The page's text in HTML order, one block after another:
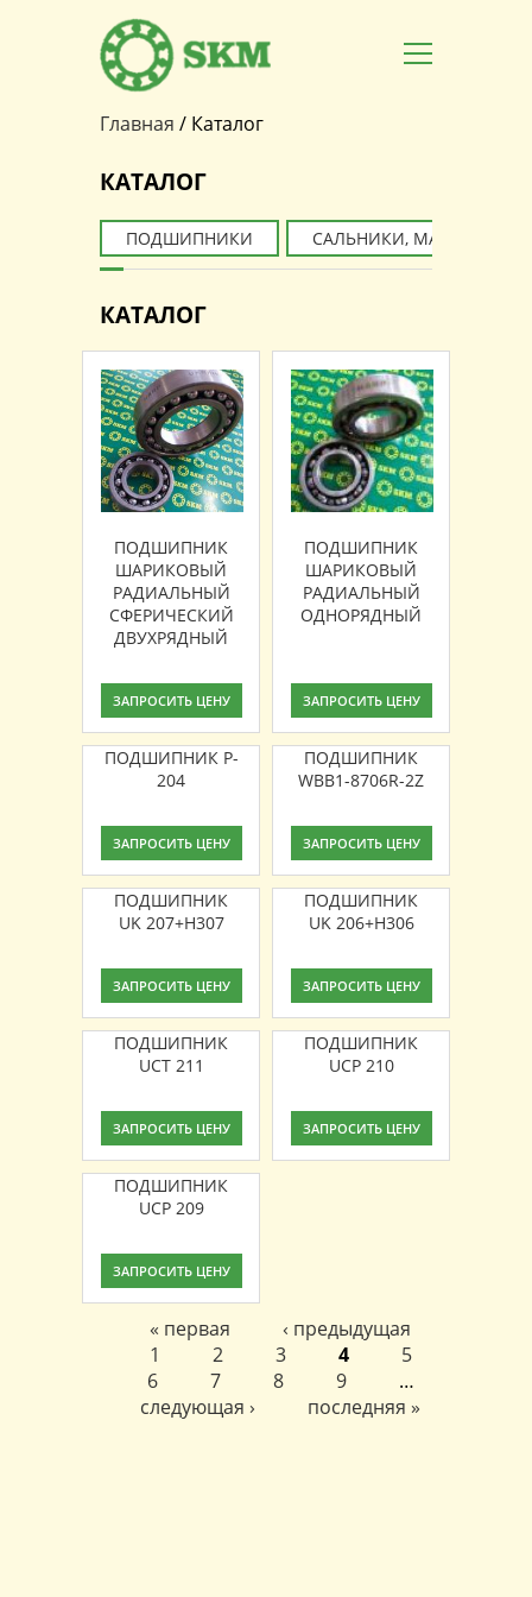
Главная / Каталог
КАТАЛОГ
ПОДШИПНИКИ САЛЬНИКИ, МАНЖЕТЫ
КАТАЛОГ
ПОДШИПНИК
ШАРИКОВЫЙ
РАДИАЛЬНЫЙ
СФЕРИЧЕСКИЙ
ДВУХРЯДНЫЙ
ЗАПРОСИТЬ ЦЕНУ
ПОДШИПНИК
ШАРИКОВЫЙ
РАДИАЛЬНЫЙ
ОДНОРЯДНЫЙ
ЗАПРОСИТЬ ЦЕНУ
ПОДШИПНИК P-
204
ЗАПРОСИТЬ ЦЕНУ
ПОДШИПНИК
WBB1-8706R-2Z
ЗАПРОСИТЬ ЦЕНУ
ПОДШИПНИК
UK 207+H307
ЗАПРОСИТЬ ЦЕНУ
ПОДШИПНИК
UK 206+H306
ЗАПРОСИТЬ ЦЕНУ
ПОДШИПНИК
UCT 211
ЗАПРОСИТЬ ЦЕНУ
ПОДШИПНИК
UCP 210
ЗАПРОСИТЬ ЦЕНУ
ПОДШИПНИК
UCP 209
ЗАПРОСИТЬ ЦЕНУ
Страницы
« первая
‹ предыдущая
1
2 3 4
5
6
7 8 9
…
следующая ›
последняя »